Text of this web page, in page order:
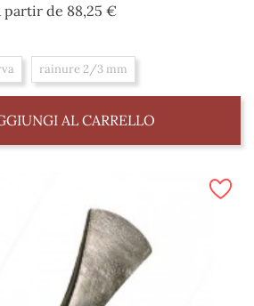
partir de 88,25 €Prezzo
rainure 2/3 mm
AL CARRELLO